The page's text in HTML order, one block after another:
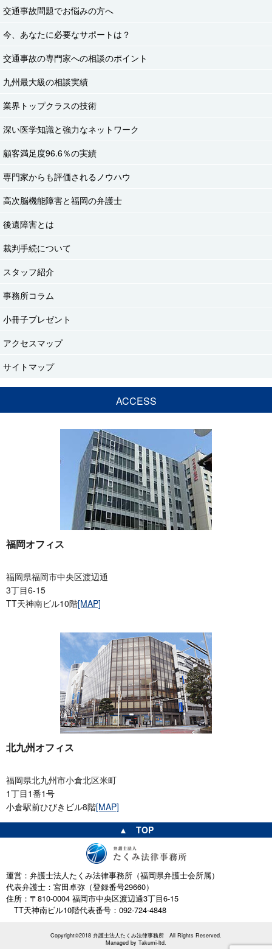
交通事故問題でお悩みの方へ
今、あなたに必要なサポートは？
交通事故の専門家への相談のポイント
九州最大級の相談実績
業界トップクラスの技術
深い医学知識と強力なネットワーク
顧客満足度96.6％の実績
専門家からも評価されるノウハウ
高次脳機能障害と福岡の弁護士
後遺障害とは
裁判手続について
スタッフ紹介
事務所コラム
小冊子プレゼント
アクセスマップ
サイトマップ
ACCESS
福岡オフィス
福岡県福岡市中央区渡辺通
3丁目6-15
TT天神南ビル10階[MAP]
北九州オフィス
福岡県北九州市小倉北区米町
1丁目1番1号
小倉駅前ひびきビル8階[MAP]
▲ TOP
運営：弁護士法人たくみ法律事務所（福岡県弁護士会所属）
代表弁護士：宮田卓弥（登録番号29660）
住所：〒810-0004 福岡市中央区渡辺通3丁目6-15
TT天神南ビル10階代表番号：092-724-4848
Copyright©2018 弁護士法人たくみ法律事務所 All Rights Reserved.
Managed by Takumi-ltd.